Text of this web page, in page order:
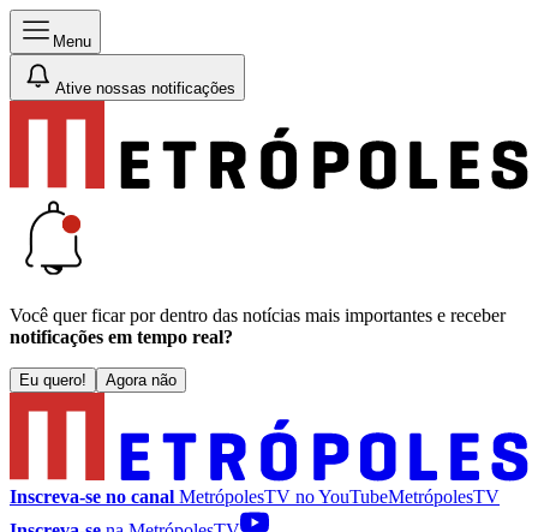
Menu
Ative nossas notificações
Você quer ficar por dentro das notícias mais importantes e receber
notificações em tempo real?
Eu quero! Agora não
Inscreva-se no canal MetrópolesTV noYouTubeMetrópolesTV